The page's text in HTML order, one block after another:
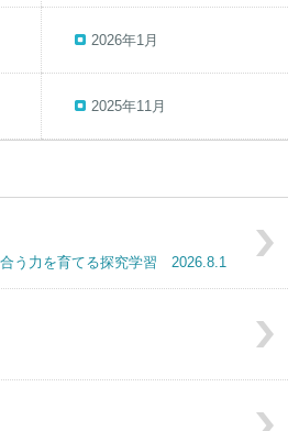
2026年1月
2025年11月
合う力を育てる探究学習 2026.8.1